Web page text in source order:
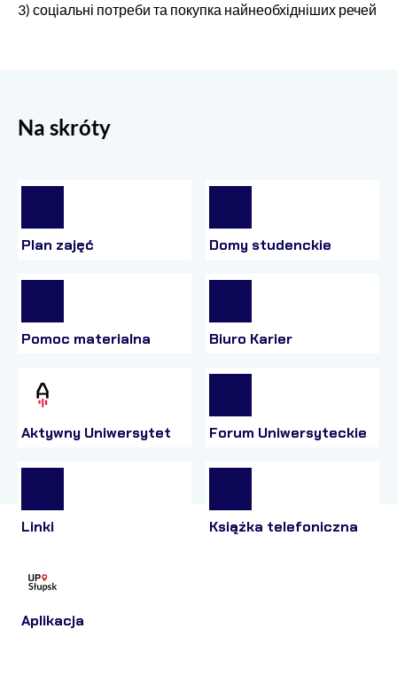
3) соціальні потреби та покупка найнеобхідніших речей
Na skróty
Plan zajęć Domy studenckie
Pomoc materialna Biuro Karier
Aktywny Uniwersytet Forum Uniwersyteckie
Linki Książka telefoniczna
Aplikacja